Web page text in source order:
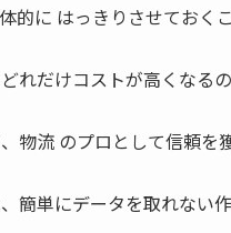
的に はっきりさせておく
れだけコストが高くなる
物流 のプロとして信頼を
簡単にデータを取れない